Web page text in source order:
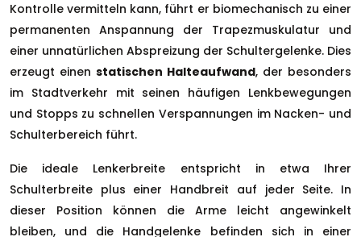
Kontrolle vermitteln kann, führt er biomechanisch zu einer
permanenten Anspannung der Trapezmuskulatur und
einer unnatürlichen Abspreizung der Schultergelenke. Dies
erzeugt einen statischen Halteaufwand, der besonders
im Stadtverkehr mit seinen häufigen Lenkbewegungen
und Stopps zu schnellen Verspannungen im Nacken- und
Schulterbereich führt.
Die ideale Lenkerbreite entspricht in etwa Ihrer
Schulterbreite plus einer Handbreit auf jeder Seite. In
dieser Position können die Arme leicht angewinkelt
bleiben, und die Handgelenke befinden sich in einer